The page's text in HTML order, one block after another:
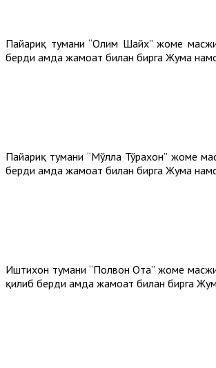
Пайариқ тумани “Олим Шайх” жоме
берди ҳамда жамоат билан бирга Жума
Пайариқ тумани “Мўлла Тўрахон” жоме
берди ҳамда жамоат билан бирга Жума
Иштихон тумани “Полвон Ота” жоме
қилиб берди ҳамда жамоат билан бирга